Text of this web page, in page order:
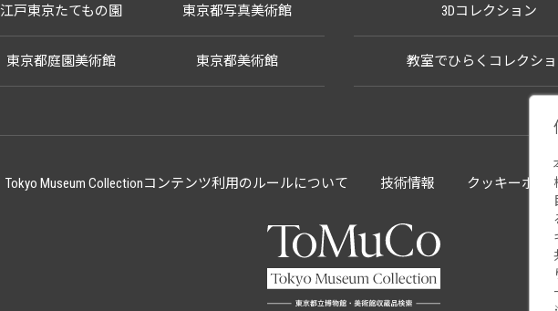
江戸東京たてもの園 東京都写真美術館
東京都庭園美術館 東京都美術館
3Dコレクション
教室でひらくコレクシ
Tokyo Museum Collectionコンテンツ利用のルールについて 技術情報 クッキーポリ